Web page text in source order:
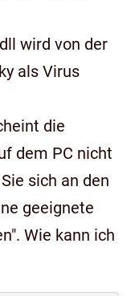
wird von der
als Virus
die
PC nicht
sich an den
geeignete
Wie kann ich